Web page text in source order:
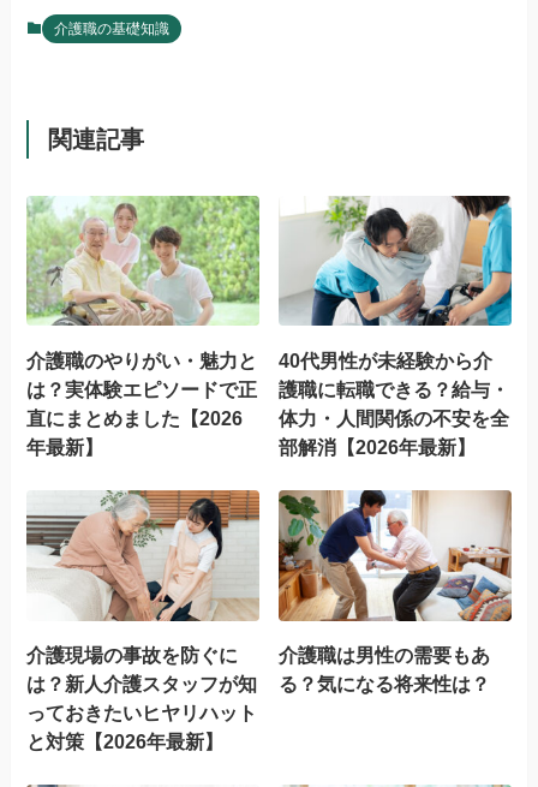
介護職の基礎知識
関連記事
介護職のやりがい・魅力と
は？実体験エピソードで正
直にまとめました【2026
年最新】
40代男性が未経験から介
護職に転職できる？給与・
体力・人間関係の不安を全
部解消【2026年最新】
介護現場の事故を防ぐに
は？新人介護スタッフが知
っておきたいヒヤリハット
と対策【2026年最新】
介護職は男性の需要もあ
る？気になる将来性は？